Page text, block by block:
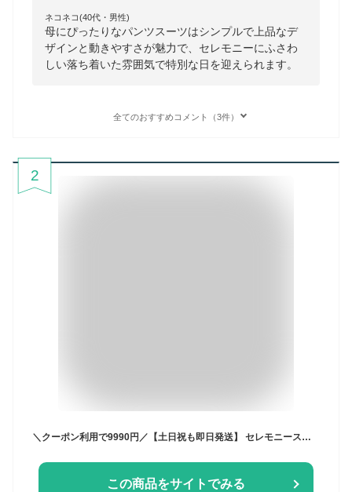
ネコネコ(40代・男性)
母にぴったりなパンツスーツはシンプルで上品なデ
ザインと動きやすさが魅力で、セレモニーにふさわ
しい落ち着いた雰囲気で特別な日を迎えられます。
全てのおすすめコメント（3件）
2
＼クーポン利用で9990円／【土日祝も即日発送】 セレモニースーツ 入学式 ママスーツ 卒業式 スーツ 母親 3点セット パンツ セットアップ 入園式 卒園式 お宮参り 七五三 レディース フォーマル 黒 ネイビー カジュアル おしゃれ コーデ かっこいい 試着チケット対象
この商品をサイトでみる